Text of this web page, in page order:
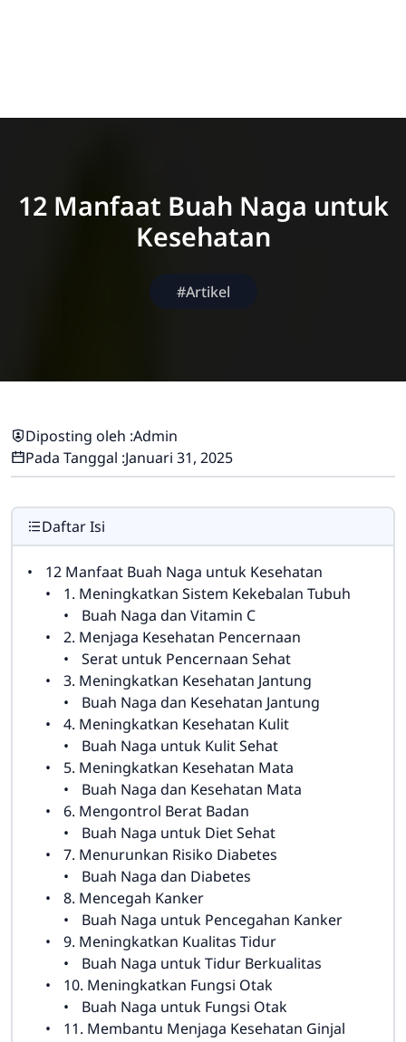
12 Manfaat Buah Naga untuk
Kesehatan
#Artikel
Diposting oleh :Admin
Pada Tanggal :Januari 31, 2025
Daftar Isi
12 Manfaat Buah Naga untuk Kesehatan
1. Meningkatkan Sistem Kekebalan Tubuh
Buah Naga dan Vitamin C
2. Menjaga Kesehatan Pencernaan
Serat untuk Pencernaan Sehat
3. Meningkatkan Kesehatan Jantung
Buah Naga dan Kesehatan Jantung
4. Meningkatkan Kesehatan Kulit
Buah Naga untuk Kulit Sehat
5. Meningkatkan Kesehatan Mata
Buah Naga dan Kesehatan Mata
6. Mengontrol Berat Badan
Buah Naga untuk Diet Sehat
7. Menurunkan Risiko Diabetes
Buah Naga dan Diabetes
8. Mencegah Kanker
Buah Naga untuk Pencegahan Kanker
9. Meningkatkan Kualitas Tidur
Buah Naga untuk Tidur Berkualitas
10. Meningkatkan Fungsi Otak
Buah Naga untuk Fungsi Otak
11. Membantu Menjaga Kesehatan Ginjal